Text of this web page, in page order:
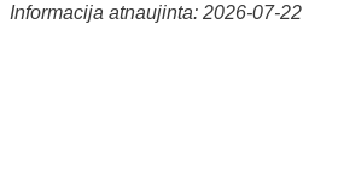
Informacija atnaujinta: 2026-07-22